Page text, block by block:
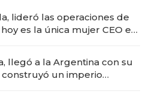
lideró las operaciones de
es la única mujer CEO en
llegó a la Argentina con su
un imperio